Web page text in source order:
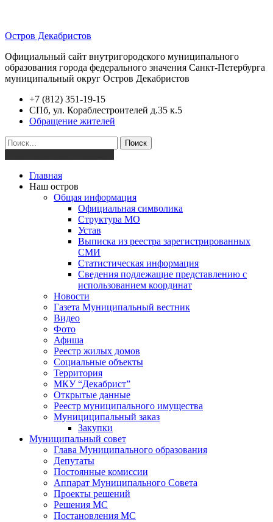
Остров Декабристов
Официальный сайт внутригородского муниципального
образования города федерального значения Санкт-Петербурга
муниципальный округ Остров Декабристов
+7 (812) 351-19-15
СПб, ул. Кораблестроителей д.35 к.5
Обращение жителей
Поиск
Главная
Наш остров
Общая информация
Официальная символика
Структура МО
Устав
Выписка из реестра зарегистрированных
СМИ
Статистическая информация
Сведения подлежащие представлению с
использованием координат
Новости
Газета Муниципальный вестник
Видео
Фото
Афиша
Реестр жилых домов
Социальные объекты
Территория
МКУ “Декабрист”
Открытые данные
Реестр муниципального имущества
Мунициципальный заказ
Закупки
Муниципальный совет
Глава Муниципального образования
Депутаты
Постоянные комиссии
Аппарат Муниципального Совета
Проекты решений
Решения МС
Постановления МС